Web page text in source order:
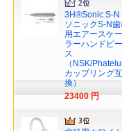
3H®Sonic S-N
ソニックS-N
用エアースケー
ラーハンドピー
ス
（NSK/
カップリング互
換）
23400 円